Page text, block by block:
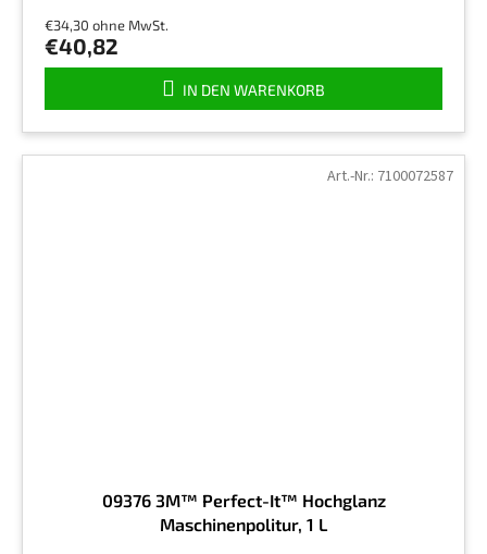
€34,30 ohne MwSt.
€40,82
IN DEN WARENKORB
09376 3M™ Perfect-It™ Hochglanz
Maschinenpolitur, 1 L
Art.-Nr.: 7100072587